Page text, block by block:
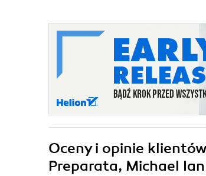
Oceny i opinie
Preparata, Michael